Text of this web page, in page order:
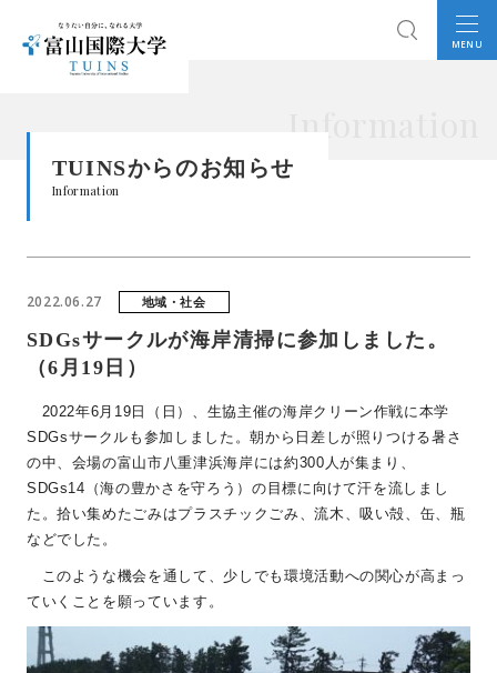
MENU
Information
TUINSからのお知らせ
Information
2022.06.27 地域・社会
SDGsサークルが海岸清掃に参加しました。
（6月19日）
2022年6月 19 日（日）、生協主催の海岸クリーン作戦に本学
SDGsサークルも参加しました。朝から日差しが照りつける暑さ
の中、会場の富山市八重津浜海岸には約300 人が集まり、
SDGs14 （海の豊かさを守ろう）の目標に向けて汗を流しまし
た。拾い集めたごみはプラスチックごみ、流木、吸い殻、缶、瓶
などでした。
このような機会を通して、少しでも環境活動への関心が高まっ
ていくことを願っています。